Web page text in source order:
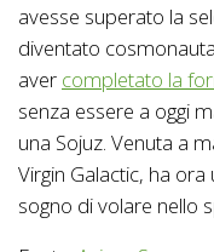
avesse superato la
diventato
aver completato la
senza essere a oggi
una Sojuz. Venuta a
Virgin Galactic, ha
sogno di volare nello